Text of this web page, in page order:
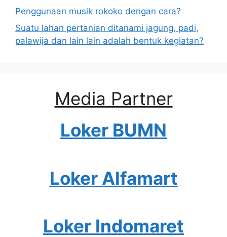
Penggunaan musik rokoko dengan cara?
Suatu lahan pertanian ditanami jagung, padi,
palawija dan lain lain adalah bentuk kegiatan?
Media Partner
Loker BUMN
Loker Alfamart
Loker Indomaret